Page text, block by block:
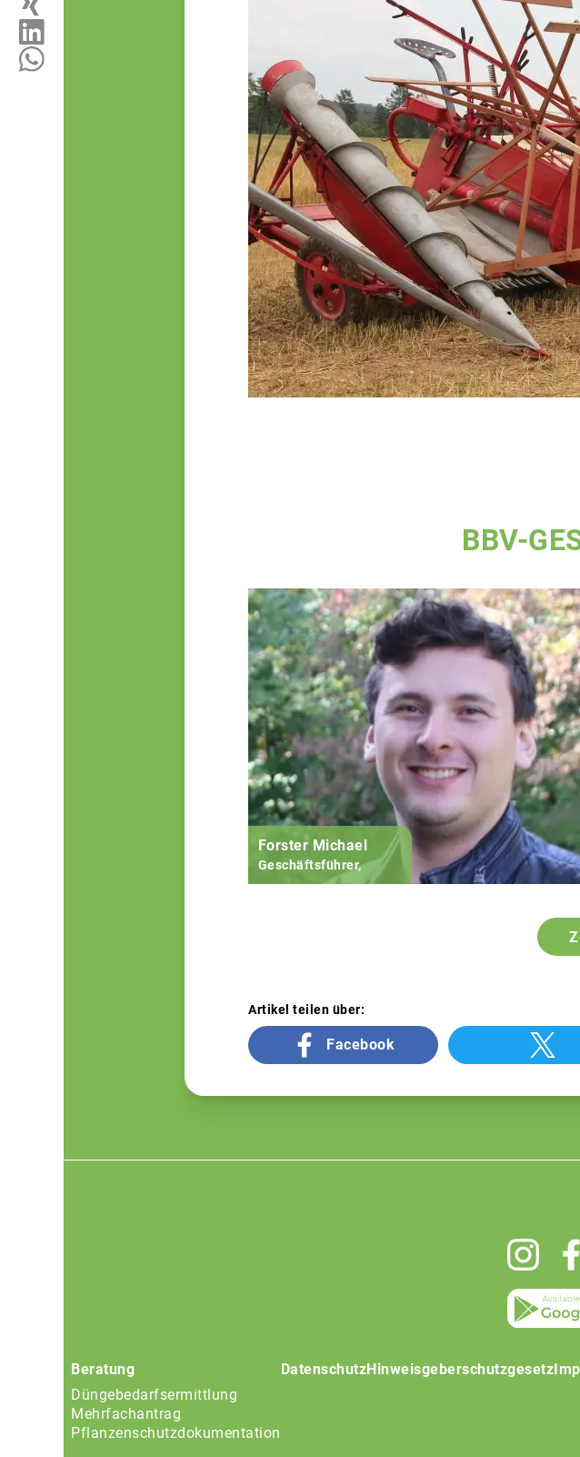
BBV-
Forster Michael
Geschäftsführer,
Artikel teilen über:
Facebook
Beratung
Düngebedarfsermittlung
Mehrfachantrag
Pflanzenschutzdokumentation
DatenschutzHinweisgeberschutzgesetz